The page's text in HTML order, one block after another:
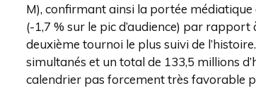
M), confirmant ainsi la portée
(-1,7 % sur le pic d’audience) par
deuxième tournoi le plus suivi de
simultanés et un total de 133,5 millions
calendrier pas forcement très favorable